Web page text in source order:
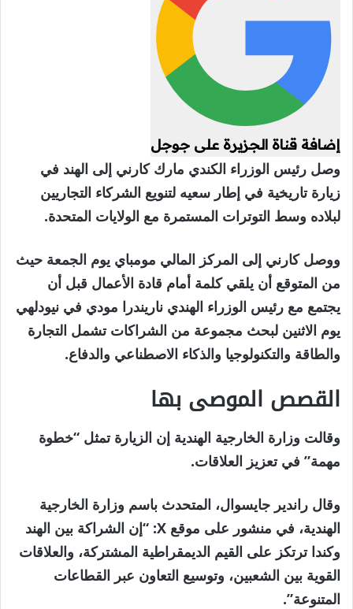
إضافة قناة الجزيرة على جوجل
وصل رئيس الوزراء الكندي مارك كارني إلى الهند في
زيارة تاريخية في إطار سعيه لتنويع الشركاء التجاريين
لبلاده وسط التوترات المستمرة مع الولايات المتحدة.
ووصل كارني إلى المركز المالي مومباي يوم الجمعة حيث
من المتوقع أن يلقي كلمة أمام قادة الأعمال قبل أن
يجتمع مع رئيس الوزراء الهندي ناريندرا مودي في نيودلهي
يوم الاثنين لبحث مجموعة من الشراكات تشمل التجارة
والطاقة والتكنولوجيا والذكاء الاصطناعي والدفاع.
القصص الموصى بها
قائمة
من
عناصر
نهاية
القائمة
وقالت وزارة الخارجية الهندية إن الزيارة تمثل “خطوة
مهمة” في تعزيز العلاقات.
وقال راندير جايسوال، المتحدث باسم وزارة الخارجية
الهندية، في منشور على موقع X: “إن الشراكة بين الهند
وكندا ترتكز على القيم الديمقراطية المشتركة، والعلاقات
القوية بين الشعبين، وتوسيع التعاون عبر القطاعات
المتنوعة”.